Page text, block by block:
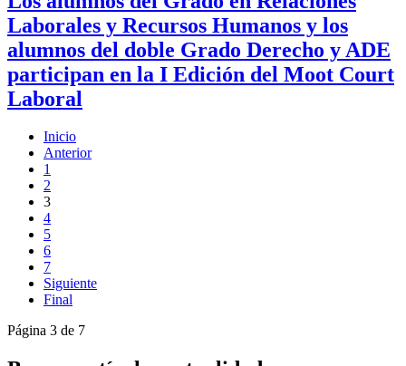
Laborales y Recursos Humanos y los
alumnos del doble Grado Derecho y ADE
participan en la I Edición del Moot Court
Laboral
Inicio
Anterior
1
2
3
4
5
6
7
Siguiente
Final
Página 3 de 7